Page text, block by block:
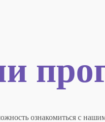
ознакомиться с